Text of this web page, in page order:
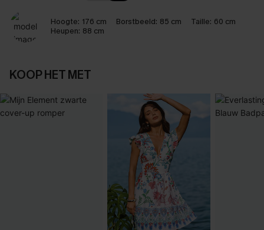
Hoogte: 176 cm Borstbeeld: 85 cm Taille: 60 cm
Heupen: 88 cm
KOOP HET MET